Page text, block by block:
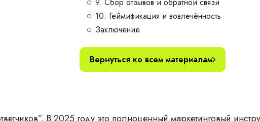
10. Геймификация и вовлечённость
Заключение
Вернуться ко всем материалам